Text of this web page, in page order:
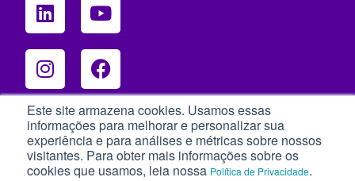
Este site armazena cookies. Usamos essas
informações para melhorar e personalizar sua
experiência e para análises e métricas sobre nossos
visitantes. Para obter mais informações sobre os
cookies que usamos, leia nossa Política de Privacidade.